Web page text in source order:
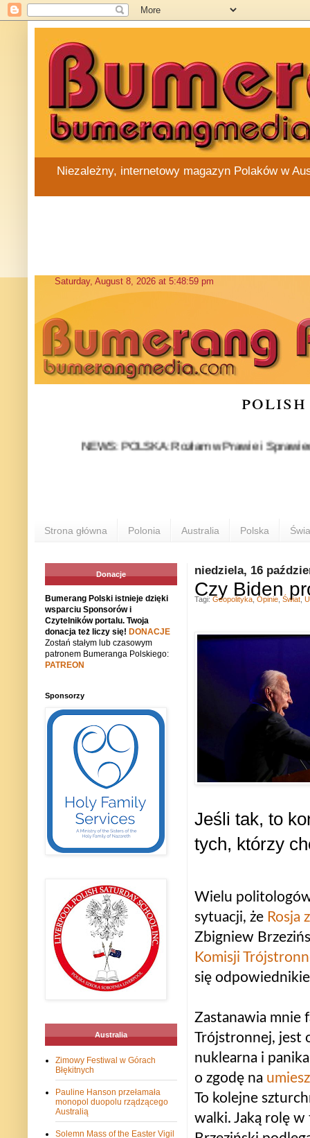
Niezależny, internetowy magazyn Polaków w
NEWS: POLSKA: Rozłam w Prawie i
Strona główna Polonia Australia Polska
niedziela, 16
Czy Biden
Jeśli tak, to
tych, którzy
Wielu
sytuacji, że Rosja
Zbigniew
Komisji
się
Zastanawia mnie
Trójstronnej, jest
nuklearna i
o zgodę na
To kolejne
walki. Jaką rolę w
Tagi: Geopolityka Opinie Świat
Donacje
Bumerang Polski istnieje dzięki
wsparciu Sponsorów i
Czytelników portalu. Twoja
donacja też liczy się! DONACJE
Zostań stałym lub czasowym
patronem Bumeranga Polskiego:
PATREON
Sponsorzy
Australia
Zimowy Festiwal w Górach
Błękitnych
Pauline Hanson przełamała
monopol duopolu rządzącego
Australią
Solemn Mass of the Easter Vigil